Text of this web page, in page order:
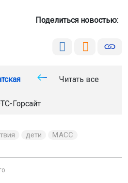
Поделиться новостью:
Читать все
Горсайт
дети
МАСС